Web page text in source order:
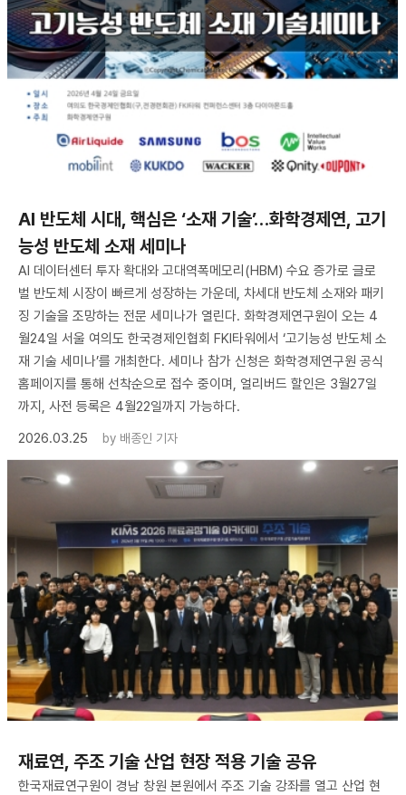
AI 반도체 시대, 핵심은 ‘소재 기술’…화학경제연, 고기
능성 반도체 소재 세미나
AI 데이터센터 투자 확대와 고대역폭메모리(HBM) 수요 증가로 글로
벌 반도체 시장이 빠르게 성장하는 가운데, 차세대 반도체 소재와 패키
징 기술을 조망하는 전문 세미나가 열린다. 화학경제연구원이 오는 4
월24일 서울 여의도 한국경제인협회 FKI타워에서 ‘고기능성 반도체 소
재 기술 세미나’를 개최한다. 세미나 참가 신청은 화학경제연구원 공식
홈페이지를 통해 선착순으로 접수 중이며, 얼리버드 할인은 3월27일
까지, 사전 등록은 4월22일까지 가능하다.
2026.03.25
by 배종인 기자
재료연, 주조 기술 산업 현장 적용 기술 공유
한국재료연구원이 경남 창원 본원에서 주조 기술 강좌를 열고 산업 현